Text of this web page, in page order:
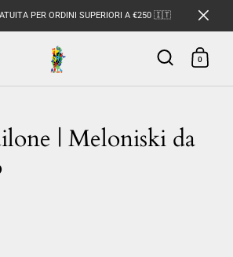
PER ORDINI SUPERIORI A €250 🇮🇹
0
| Meloniski da